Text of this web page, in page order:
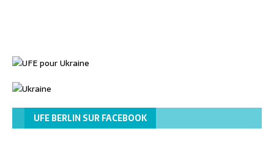
UFE BERLIN SUR FACEBOOK